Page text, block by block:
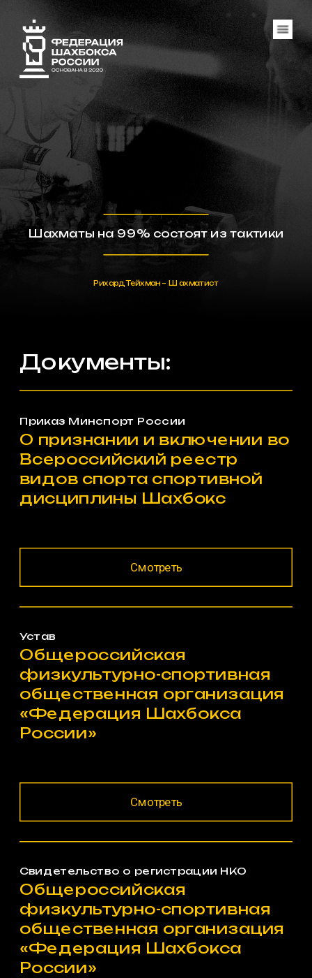
Шахматы на 99% состоят из тактики
Рихард Тейхман – Шахматист
Документы:
Приказ Минспорт России
О признании и включении во
Всероссийский реестр
видов спорта спортивной
дисциплины Шахбокс
Смотреть
Устав
Общероссийская
физкультурно-спортивная
общественная организация
«Федерация Шахбокса
России»
Смотреть
Свидетельство о регистрации НКО
Общероссийская
физкультурно-спортивная
общественная организация
«Федерация Шахбокса
России»